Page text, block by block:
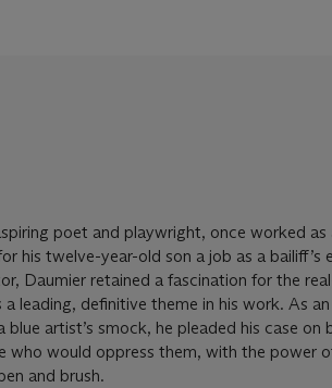
poet and playwright, once worked
his twelve-year-old son a job as a bailiff’s
Daumier retained a fascination for the
leading, definitive theme in his work. As an
artist’s smock, he pleaded his case on
who would oppress them, with the power
and brush.